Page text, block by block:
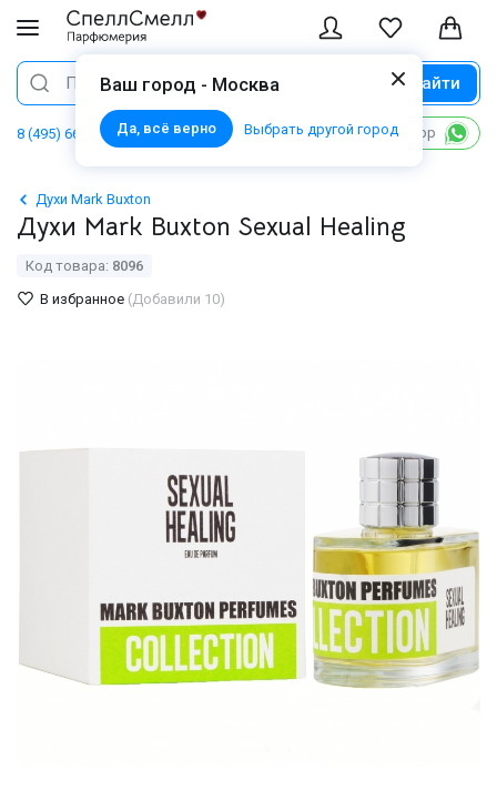
Ваш город - Москва
Да, всё верно Выбрать другой город
Поиск Найти
8 (495) 668 06 02 Написать в WhatsApp
Духи Mark Buxton
Духи Mark Buxton Sexual Healing
Код товара: 8096
В избранное (Добавили 10)